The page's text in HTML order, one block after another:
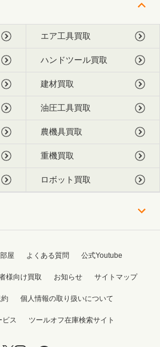
エア工具買取
ハンドツール買取
建材買取
油圧工具買取
農機具買取
重機買取
ロボット買取
屋 よくある質問 公式Youtube
様向け買取 お知らせ サイトマップ
個人情報の取り扱いについて
ビス ツールオフ在庫検索サイト